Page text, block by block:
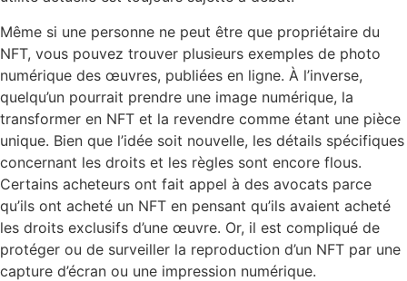
Même si une personne ne peut être que propriétaire du
NFT, vous pouvez trouver plusieurs exemples de photo
numérique des œuvres, publiées en ligne. À l’inverse,
quelqu’un pourrait prendre une image numérique, la
transformer en NFT et la revendre comme étant une pièce
unique. Bien que l’idée soit nouvelle, les détails spécifiques
concernant les droits et les règles sont encore flous.
Certains acheteurs ont fait appel à des avocats parce
qu’ils ont acheté un NFT en pensant qu’ils avaient acheté
les droits exclusifs d’une œuvre. Or, il est compliqué de
protéger ou de surveiller la reproduction d’un NFT par une
capture d’écran ou une impression numérique.